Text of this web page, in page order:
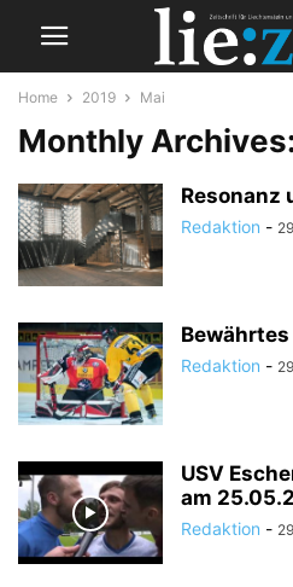
Home 2019 Mai
Monthly
Resonanz
Redaktion -
Redaktion -
USV
am
Redaktion -